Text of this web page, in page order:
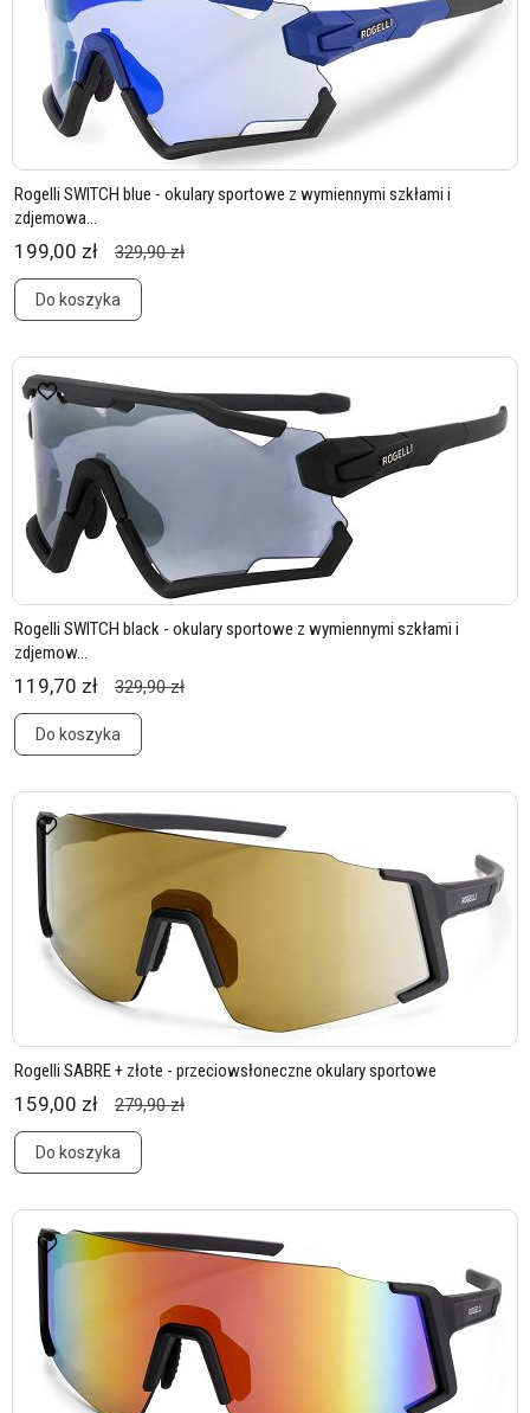
Rogelli SWITCH blue - okulary sportowe z wymiennymi szkłami i
zdjemowa...
199,00 zł 329,90 zł
Do koszyka
Rogelli SWITCH black - okulary sportowe z wymiennymi szkłami i
zdjemow...
119,70 zł 329,90 zł
Do koszyka
Rogelli SABRE + złote - przeciowsłoneczne okulary sportowe
159,00 zł 279,90 zł
Do koszyka